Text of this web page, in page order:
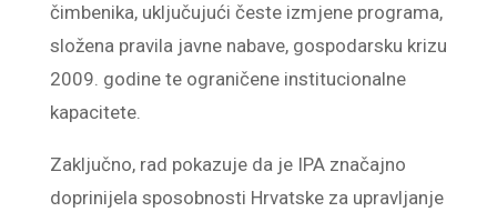
čimbenika, uključujući česte izmjene programa,
složena pravila javne nabave, gospodarsku krizu
2009. godine te ograničene institucionalne
kapacitete.
Zaključno, rad pokazuje da je IPA značajno
doprinijela sposobnosti Hrvatske za upravljanje